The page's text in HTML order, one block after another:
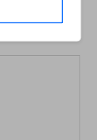
l’alluvione